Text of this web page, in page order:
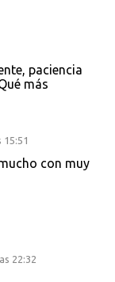
paciencia
más
15:51
con muy
22:32